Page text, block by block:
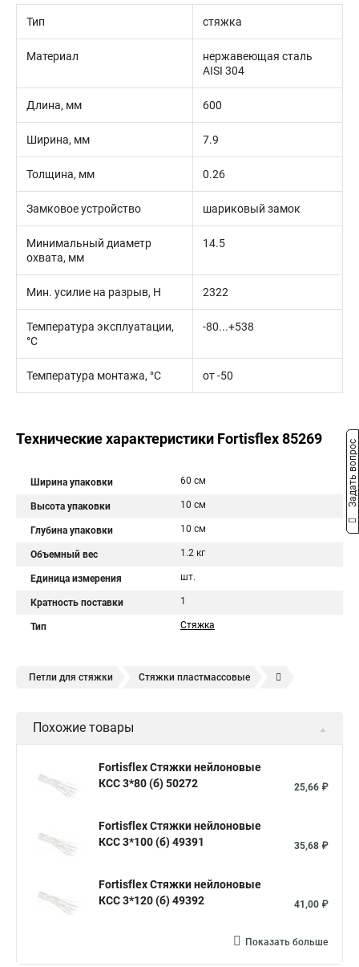
Тип стяжка
Материал
нержавеющая сталь
AISI 304
Длина, мм 600
Ширина, мм 7.9
Толщина, мм 0.26
Замковое устройство шариковый замок
Минимальный диаметр
охвата, мм
14.5
Мин. усилие на разрыв, Н 2322
Температура эксплуатации,
°C
-80...+538
Температура монтажа, °C от -50
Технические характеристики Fortisflex 85269
Ширина упаковки 60 см
Высота упаковки 10 см
Глубина упаковки 10 см
Объемный вес 1.2 кг
Единица измерения шт.
Кратность поставки 1
Тип Стяжка
Петли для стяжки Стяжки пластмассовые
Стяжки зажим Хомут стяжка нейлоновая купить в
Стяжка alt Хомуты стяжки труб Стяжки магазин
Стяжки для кабелей металлические
Хомут стяжка это Хомут стяжка саморез
Купить стяжки кабельную
Хорошие стяжки
Похожие товары
Fortisflex Стяжки нейлоновые
КСС 3*80 (б) 50272
25,66 ₽
Fortisflex Стяжки нейлоновые
КСС 3*100 (б) 49391
35,68 ₽
Fortisflex Стяжки нейлоновые
КСС 3*120 (б) 49392
41,00 ₽
Показать больше
Задать вопрос